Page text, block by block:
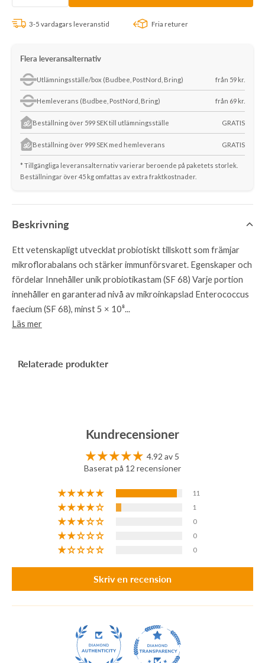
3-5 vardagars leveranstid Fria returer
Flera leveransalternativ
Utlämningsställe/box (Budbee, PostNord, Bring) från 59 kr.
Hemleverans (Budbee, PostNord, Bring) från 69 kr.
Beställning över 599 SEK till utlämningsställe GRATIS
Beställning över 999 SEK med hemleverans GRATIS
* Tillgängliga leveransalternativ varierar beroende på paketets storlek.
Beställningar över 45 kg omfattas av extra fraktkostnader.
Beskrivning
Ett vetenskapligt utvecklat probiotiskt tillskott som främjar
mikroflorabalans och stärker immunförsvaret. Egenskaper och
fördelar Innehåller unik probiotikastam (SF 68) Varje portion
innehåller en garanterad nivå av mikroinkapslad Enterococcus
faecium (SF 68), minst 5 × 10⁸...
Läs mer
Relaterade produkter
Kundrecensioner
4.92 av 5
Baserat på 12 recensioner
11
1
0
0
0
Skriv en recension